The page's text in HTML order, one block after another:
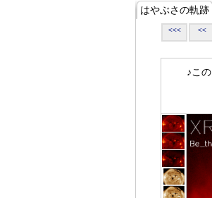
はやぶさの軌跡
<<< <<
♪この